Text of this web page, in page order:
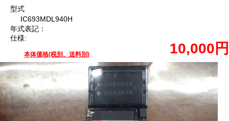
型式
IC693MDL940H
年式表記：
仕様:
本体価格(税別、送料別) 10,000円